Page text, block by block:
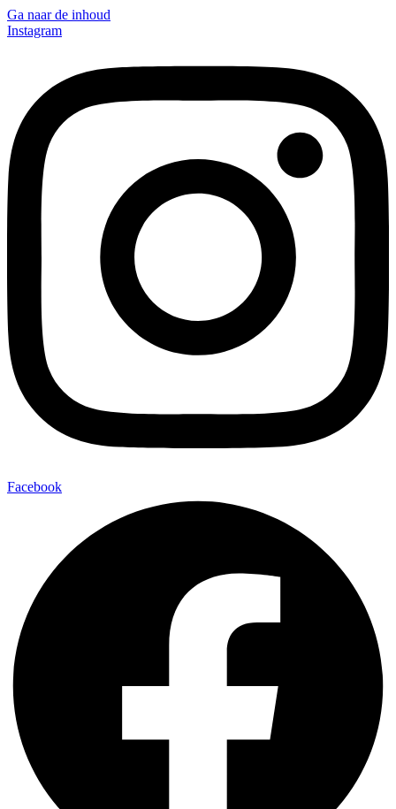
Ga naar de inhoud
Instagram
Facebook